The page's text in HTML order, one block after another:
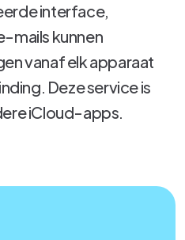
interface,
mails kunnen
vanaf elk apparaat
Deze service is
iCloud-apps.